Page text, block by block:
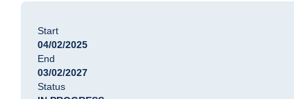
Start
04/02/2025
End
03/02/2027
Status